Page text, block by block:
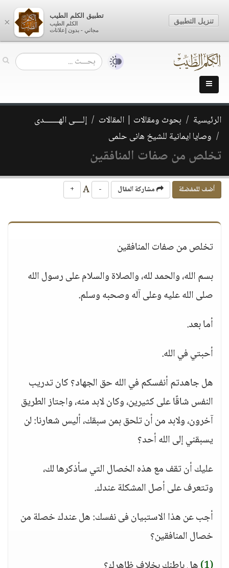
الرئيسية بحوث ومقالات | المقالات
إلــــى الهـــــــدى
وصايا ايمانية للشيخ هانى حلمى
تخلص من صفات المنافقين
أضف للمفضلة مشاركة المقال -
+
تخلص من صفات المنافقين
بسم الله، والحمد لله، والصلاة والسلام على رسول الله
صلى الله عليه وعلى آله وصحبه وسلم.
أما بعد.
أحبتي في الله.
هل جاهدتم أنفسكم في الله حق الجهاد؟ كان تدريب
النفس شاقًا على كثيرين، وكان لابد منه، واجتاز الطريق
آخرون، ولابد من أن تلحق بمن سبقك، أليس شعارنا: لن
يسبقني إلى الله أحد؟
عليك أن تقف مع هذه الخصال التي سأذكرها لك،
وتتعرف على أصل المشكلة عندك.
أجب عن هذا الاستبيان فى نفسك: هل عندك خصلة من
خصال المنافقين؟
×
تطبيق الكلم الطيب
الكلم الطيب
مجاني - بدون إعلانات
تنزيل التطبيق